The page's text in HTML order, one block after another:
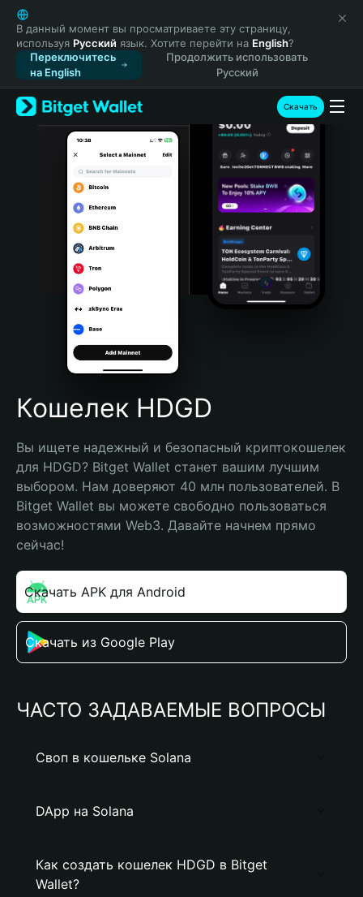
English
日本語
Tiếng Việt
Русский
Español (Latinoamérica)
Türkçe
Italiano
Português (Portugal)
Bahasa Indonesia
Português (Brasil)
Español (Argentina)
В данный момент вы просматриваете эту страницу,
используя Русский язык. Хотите перейти на English?
Переключитесь
на English
Продолжить использовать
Русский
Скачать
Кошелек HDGD
Вы ищете надежный и безопасный криптокошелек
для HDGD? Bitget Wallet станет вашим лучшим
выбором. Нам доверяют 40 млн пользователей. В
Bitget Wallet вы можете свободно пользоваться
возможностями Web3. Давайте начнем прямо
сейчас!
Скачать APK для Android
Скачать из Google Play
ЧАСТО ЗАДАВАЕМЫЕ ВОПРОСЫ
Своп в кошельке Solana
DApp на Solana
Как создать кошелек HDGD в Bitget
Wallet?